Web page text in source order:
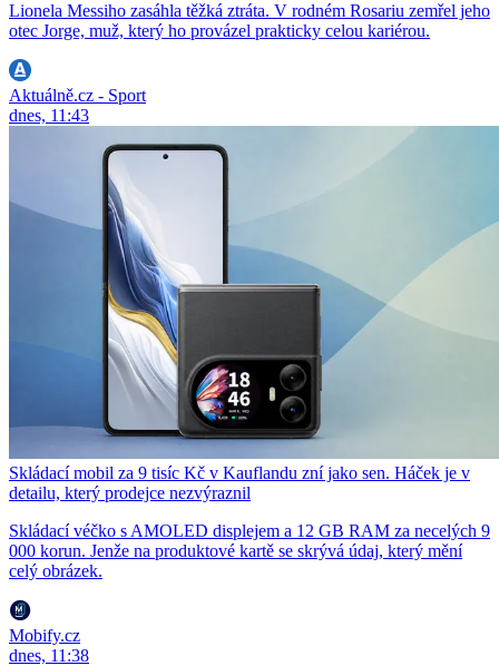
Lionela Messiho zasáhla těžká ztráta. V rodném Rosariu zemřel jeho
otec Jorge, muž, který ho provázel prakticky celou kariérou.
Aktuálně.cz - Sport
dnes, 11:43
Skládací mobil za 9 tisíc Kč v Kauflandu zní jako sen. Háček je v
detailu, který prodejce nezvýraznil
Skládací véčko s AMOLED displejem a 12 GB RAM za necelých 9
000 korun. Jenže na produktové kartě se skrývá údaj, který mění
celý obrázek.
Mobify.cz
dnes, 11:38